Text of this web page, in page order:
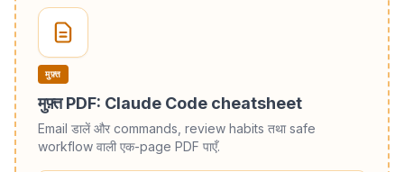
मुफ़्त
मुफ़्त PDF: Claude Code cheatsheet
Email डालें और commands, review habits तथा safe
workflow वाली एक-page PDF पाएँ.